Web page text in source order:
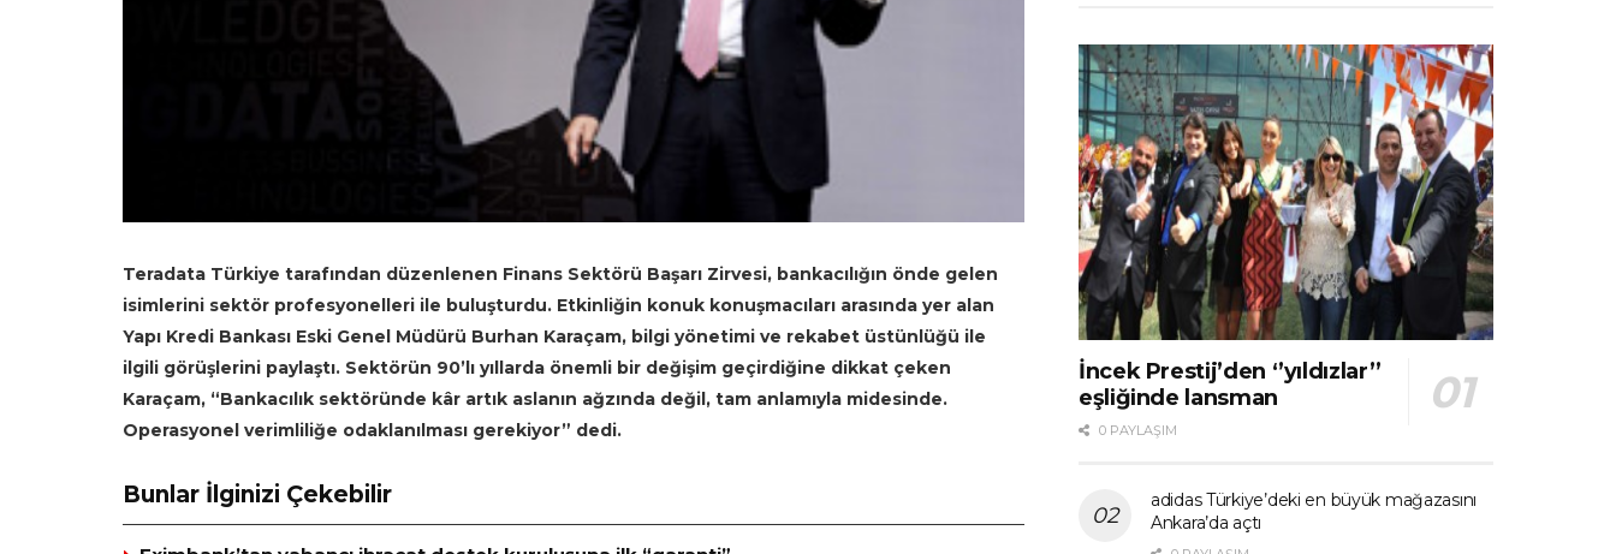
Teradata Türkiye tarafından düzenlenen Finans Sektörü Başarı Zirvesi, bankacılığın önde gelen
isimlerini sektör profesyonelleri ile buluşturdu. Etkinliğin konuk konuşmacıları arasında yer alan
Yapı Kredi Bankası Eski Genel Müdürü Burhan Karaçam, bilgi yönetimi ve rekabet üstünlüğü ile
ilgili görüşlerini paylaştı. Sektörün 90’lı yıllarda önemli bir değişim geçirdiğine dikkat çeken
Karaçam, “Bankacılık sektöründe kâr artık aslanın ağzında değil, tam anlamıyla midesinde.
Operasyonel verimliliğe odaklanılması gerekiyor” dedi.
Bunlar İlginizi Çekebilir
İncek Prestij’den ‘’yıldızlar’’
eşliğinde lansman
0 PAYLAŞIM
adidas Türkiye’deki en büyük mağazasını
Ankara’da açtı